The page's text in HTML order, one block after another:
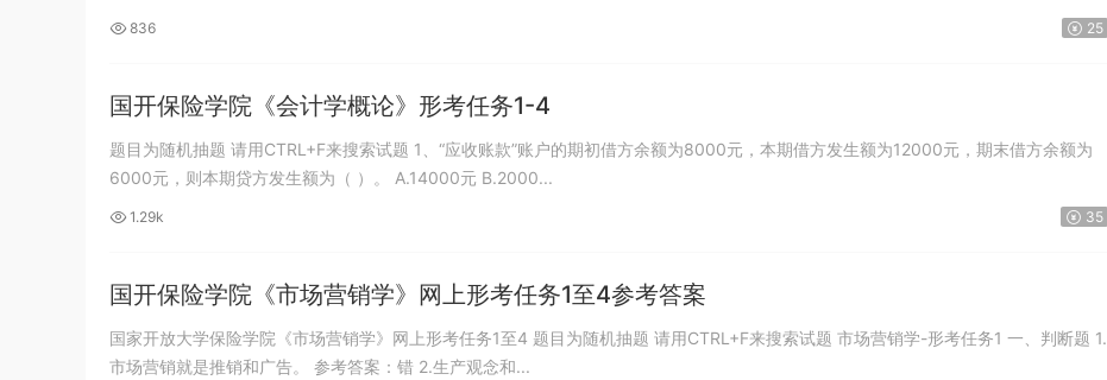
836 25
国开保险学院《会计学概论》形考任务1-4
题目为随机抽题 请用CTRL+F来搜索试题 1、“应收账款”账户的期初借方余额为8000元，本期借方发生额为12000元，期末借方余额为
6000元，则本期贷方发生额为（ ）。 A.14000元 B.2000...
1.29k 35
国开保险学院《市场营销学》网上形考任务1至4参考答案
国家开放大学保险学院《市场营销学》网上形考任务1至4 题目为随机抽题 请用CTRL+F来搜索试题 市场营销学-形考任务1 一、判断题 1.
市场营销就是推销和广告。 参考答案：错 2.生产观念和...